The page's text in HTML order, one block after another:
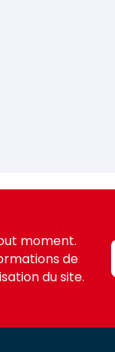
moment.
de
du site.